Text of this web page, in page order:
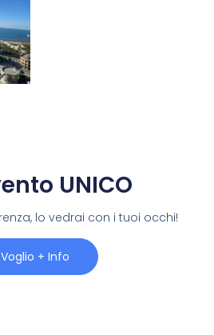
UNICO
lo vedrai con i tuoi occhi!
Voglio + Info